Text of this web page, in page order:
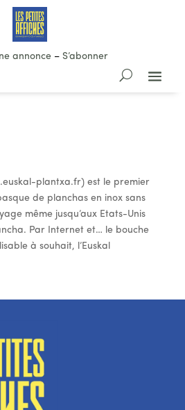
annonce– S’abonner
plantxa.fr) est le premier
de planchas en inox sans
même jusqu’aux Etats-Unis
Par Internet et… le bouche
à souhait, l’Euskal